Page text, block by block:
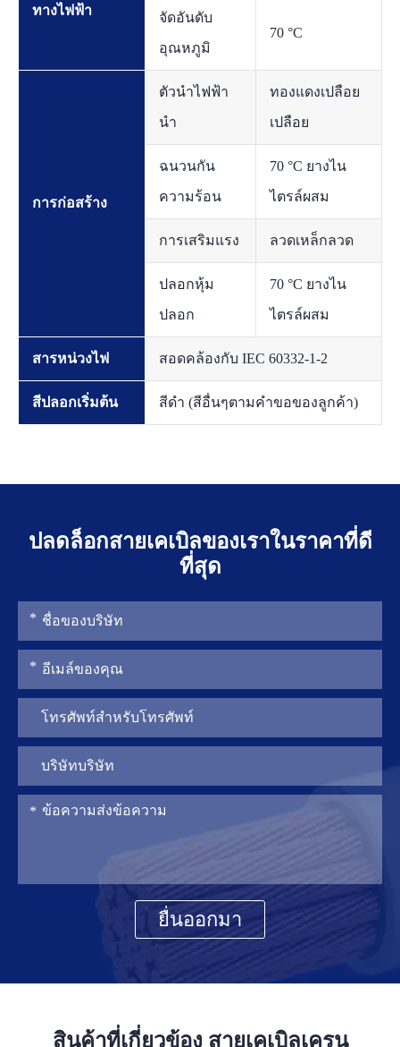
ทางไฟฟ้า
จัดอันดับ
อุณหภูมิ
70 °C
การก่อสร้าง
ตัวนำไฟฟ้า
นำ
ทองแดงเปลือย
เปลือย
ฉนวนกัน
ความร้อน
70 °C ยางไน
ไตรล์ผสม
การเสริมแรง ลวดเหล็กลวด
ปลอกหุ้ม
ปลอก
70 °C ยางไน
ไตรล์ผสม
สารหน่วงไฟ สอดคล้องกับ IEC 60332-1-2
สีปลอกเริ่มต้น สีดำ (สีอื่นๆตามคำขอของลูกค้า)
ปลดล็อกสายเคเบิลของเราในราคาที่ดี
ที่สุด
ยื่นออกมา
สินค้าที่เกี่ยวข้อง สายเคเบิลเครน